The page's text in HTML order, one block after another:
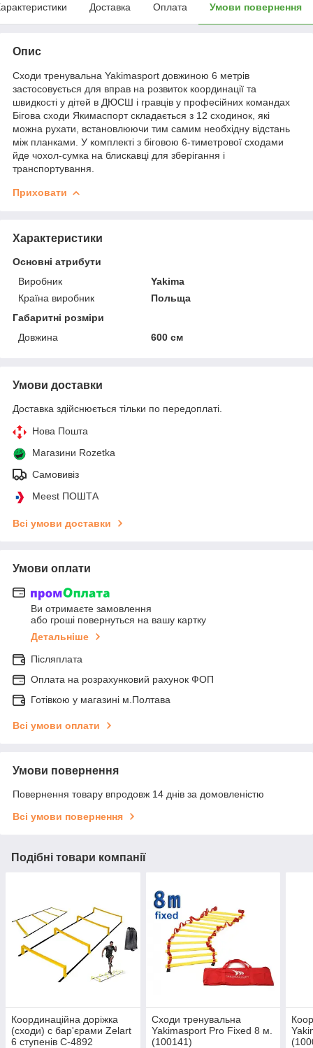
Доставка Оплата Умови повернення
Опис
Сходи тренувальна Yakimasport довжиною 6 метрів
застосовується для вправ на розвиток координації та
швидкості у дітей в ДЮСШ і гравців у професійних командах
Бігова сходи Якимаспорт складається з 12 сходинок, які
можна рухати, встановлюючи тим самим необхідну відстань
між планками. У комплекті з біговою 6-тиметрової сходами
йде чохол-сумка на блискавці для зберігання і
транспортування.
Приховати
Характеристики
Основні атрибути
Виробник
Yakima
Країна виробник
Польща
Габаритні розміри
Довжина
600 см
Умови доставки
Доставка здійснюється тільки по передоплаті.
Нова Пошта
Магазини Rozetka
Самовивіз
Meest ПОШТА
Всі умови доставки
Умови оплати
Ви отримаєте замовлення
або гроші повернуться на вашу картку
Детальніше
Післяплата
Оплата на розрахунковий рахунок ФОП
Готівкою у магазині м.Полтава
Всі умови оплати
Умови повернення
Повернення товару впродовж 14 днів за домовленістю
Всі умови повернення
Подібні товари компанії
Координаційна доріжка
(сходи) c бар'єрами Zelart
6 ступенів C-4892
Сходи тренувальна
Yakimasport Pro Fixed 8 м.
(100141)